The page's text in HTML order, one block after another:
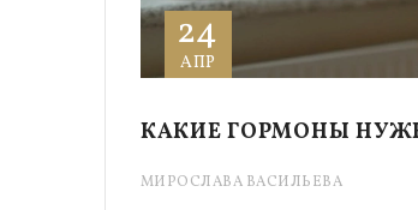
24
АПР
КАКИЕ ГОРМОНЫ
МИРОСЛАВА ВАСИЛЬЕВА